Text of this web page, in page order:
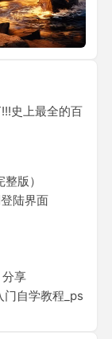
史上最全的百
版）
陆界面
分享
自学教程_ps